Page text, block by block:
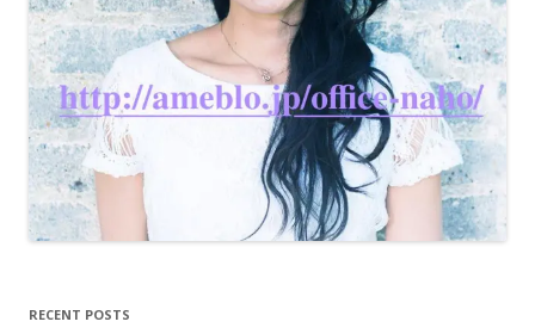
RECENT POSTS